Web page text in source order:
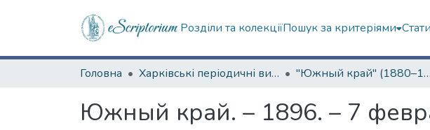
Розділи та колекціїПошук за критеріями
Головна Харківські періодичні видання "Южный край" (1880–1919 гг.)
Южный край. – 1896. – 7